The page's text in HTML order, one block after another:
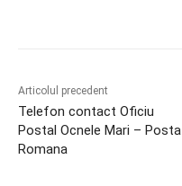
Articolul precedent
Telefon contact Oficiu
Postal Ocnele Mari – Posta
Romana